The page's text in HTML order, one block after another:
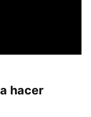
hacer